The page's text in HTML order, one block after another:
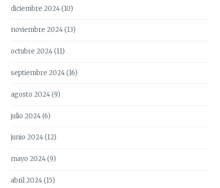
diciembre 2024(10)
noviembre 2024(13)
octubre 2024(11)
septiembre 2024(16)
agosto 2024(9)
julio 2024(6)
junio 2024(12)
mayo 2024(9)
abril 2024(15)